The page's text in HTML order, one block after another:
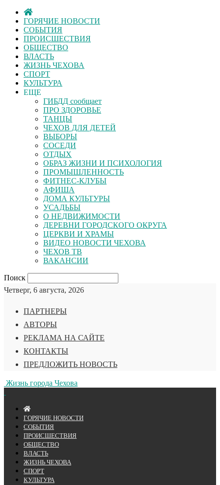
ГОРЯЧИЕ НОВОСТИ
СОБЫТИЯ
ПРОИСШЕСТВИЯ
ОБЩЕСТВО
ВЛАСТЬ
ЖИЗНЬ ЧЕХОВА
СПОРТ
КУЛЬТУРА
ЕЩЕ
ГИБДД сообщает
ПРО ЗДОРОВЬЕ
ТАНЦЫ
ЧЕХОВ ДЛЯ ДЕТЕЙ
ВЫБОРЫ
СОСЕДИ
ОТДЫХ
ОБРАЗ ЖИЗНИ И ПСИХОЛОГИЯ
ПРОМЫШЛЕННОСТЬ
ФИТНЕС-КЛУБЫ
АФИША
ДОМА КУЛЬТУРЫ
УСАДЬБЫ
О НЕДВИЖИМОСТИ
ДЕРЕВНИ ГОРОДСКОГО ОКРУГА
ЦЕРКВИ И ХРАМЫ
ВИДЕО НОВОСТИ ЧЕХОВА
ЧЕХОВ ТВ
ВАКАНСИИ
Поиск
Четверг, 6 августа, 2026
ПАРТНЕРЫ
АВТОРЫ
РЕКЛАМА НА САЙТЕ
КОНТАКТЫ
ПРЕДЛОЖИТЬ НОВОСТЬ
Жизнь города Чехова
ГОРЯЧИЕ НОВОСТИ
СОБЫТИЯ
ПРОИСШЕСТВИЯ
ОБЩЕСТВО
ВЛАСТЬ
ЖИЗНЬ ЧЕХОВА
СПОРТ
КУЛЬТУРА